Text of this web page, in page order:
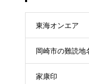
東海オンエア
岡崎市の難読地
家康印